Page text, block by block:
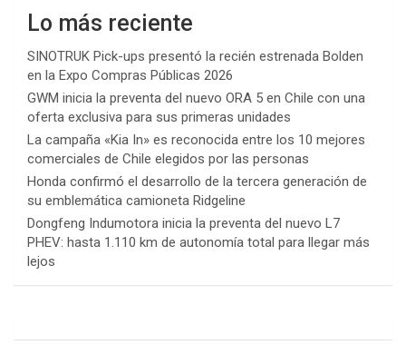
Lo más reciente
SINOTRUK Pick-ups presentó la recién estrenada Bolden
en la Expo Compras Públicas 2026
GWM inicia la preventa del nuevo ORA 5 en Chile con una
oferta exclusiva para sus primeras unidades
La campaña «Kia In» es reconocida entre los 10 mejores
comerciales de Chile elegidos por las personas
Honda confirmó el desarrollo de la tercera generación de
su emblemática camioneta Ridgeline
Dongfeng Indumotora inicia la preventa del nuevo L7
PHEV: hasta 1.110 km de autonomía total para llegar más
lejos